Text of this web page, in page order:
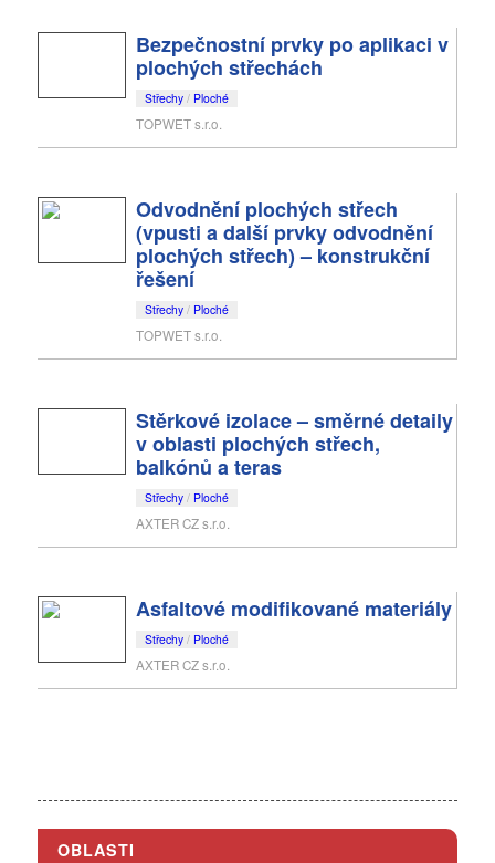
Bezpečnostní prvky po aplikaci v
plochých střechách
Střechy / Ploché
TOPWET s.r.o.
Odvodnění plochých střech
(vpusti a další prvky odvodnění
plochých střech) – konstrukční
řešení
Střechy / Ploché
TOPWET s.r.o.
Stěrkové izolace – směrné detaily
v oblasti plochých střech,
balkónů a teras
Střechy / Ploché
AXTER CZ s.r.o.
Asfaltové modifikované materiály
Střechy / Ploché
AXTER CZ s.r.o.
OBLASTI